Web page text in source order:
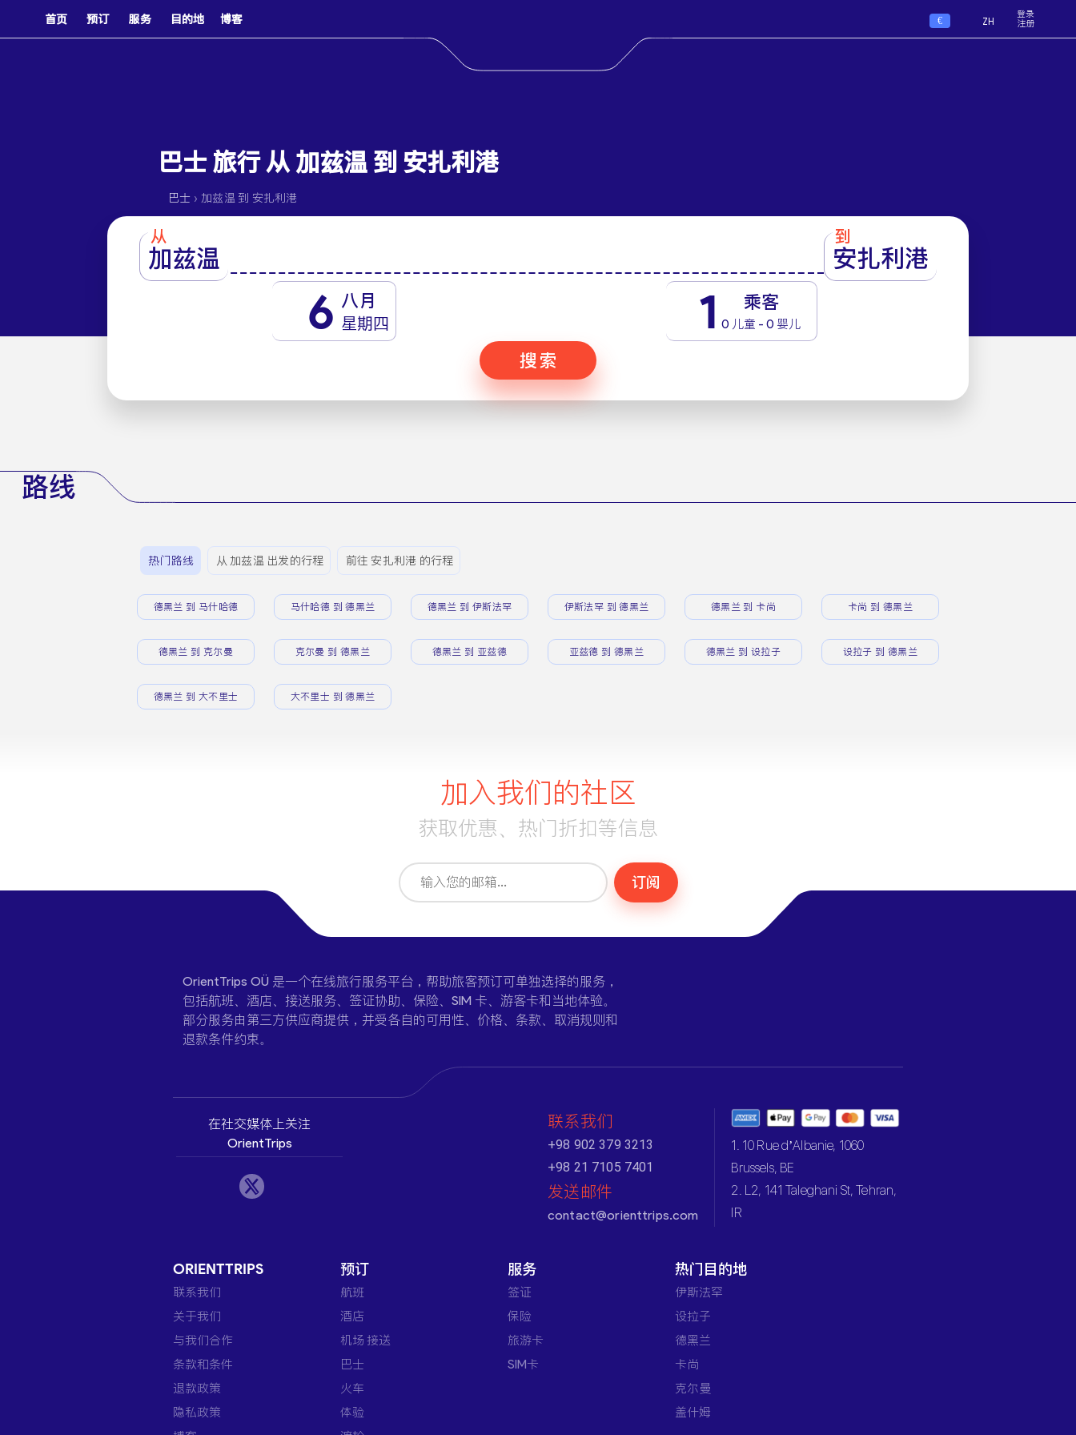
首页 预订 服务 目的地 博客 € ZH
登录
注册
巴士 旅行 从 加兹温 到 安扎利港
巴士 › 加兹温 到 安扎利港
从
加兹温
到
安扎利港
6 八月
星期四 1 乘客
0 儿童 - 0 婴儿
搜索
路线
热门路线 从 加兹温 出发的行程 前往 安扎利港 的行程
德黑兰 到 马什哈德 马什哈德 到 德黑兰 德黑兰 到 伊斯法罕 伊斯法罕 到 德黑兰 德黑兰 到 卡尚 卡尚 到 德黑兰
德黑兰 到 克尔曼 克尔曼 到 德黑兰 德黑兰 到 亚兹德 亚兹德 到 德黑兰 德黑兰 到 设拉子 设拉子 到 德黑兰
德黑兰 到 大不里士 大不里士 到 德黑兰
加入我们的社区
获取优惠、热门折扣等信息
订阅
OrientTrips OÜ 是一个在线旅行服务平台，帮助旅客预订可单独选择的服务，
包括航班、酒店、接送服务、签证协助、保险、SIM 卡、游客卡和当地体验。
部分服务由第三方供应商提供，并受各自的可用性、价格、条款、取消规则和
退款条件约束。
在社交媒体上关注
OrientTrips
联系我们
+98 902 379 3213
+98 21 7105 7401
发送邮件
contact@orienttrips.com
1. 10 Rue d’Albanie, 1060
Brussels, BE
2. L2, 141 Taleghani St, Tehran,
IR
ORIENTTRIPS
联系我们
关于我们
与我们合作
条款和条件
退款政策
隐私政策
预订
航班
酒店
机场 接送
巴士
火车
体验
服务
签证
保险
旅游卡
SIM卡
热门目的地
伊斯法罕
设拉子
德黑兰
卡尚
克尔曼
盖什姆